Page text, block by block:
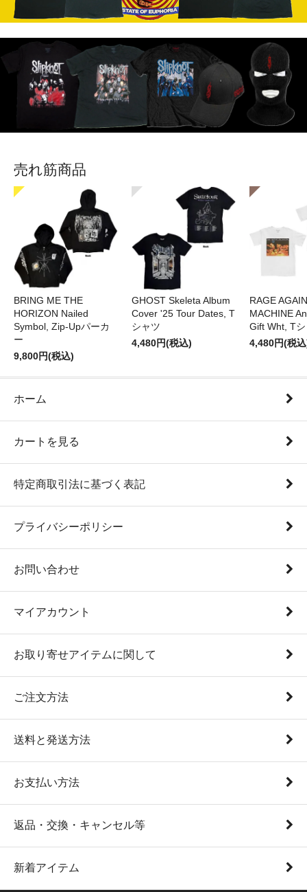
売れ筋商品
BRING ME THE
HORIZON Nailed
Symbol, Zip-Upパーカ
ー
9,800円(税込)
GHOST Skeleta Album
Cover '25 Tour Dates, T
シャツ
4,480円(税込)
RAGE
MACHINE
Gift Wht, T
4,480円(税
ホーム
カートを見る
特定商取引法に基づく表記
プライバシーポリシー
お問い合わせ
マイアカウント
お取り寄せアイテムに関して
ご注文方法
送料と発送方法
お支払い方法
返品・交換・キャンセル等
新着アイテム